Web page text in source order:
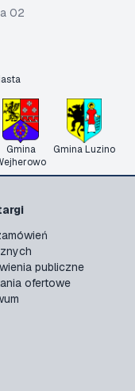
02
Gmina
Gmina Luzino
publiczne
ofertowe